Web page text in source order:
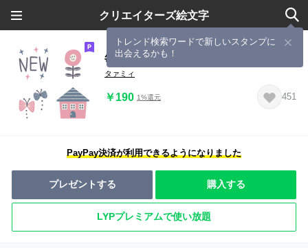
クリエイターズ絵文字
トレンド検索ワードで新しいスタンプに
出会えるかも！
毎日使える♡大人シックな絵文字 2
タァミィ
￥190 1%還元 451
PayPay決済が利用できるようになりました
プレゼントする 購入する
LYPプレミアムで使い放題